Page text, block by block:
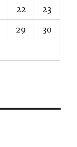
22 23
29 30